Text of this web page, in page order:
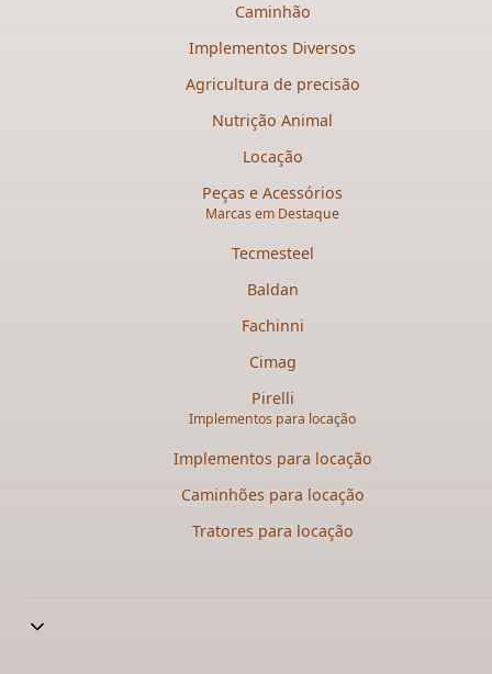
Caminhão
Implementos Diversos
Agricultura de precisão
Nutrição Animal
Locação
Peças e Acessórios
Marcas em Destaque
Tecmesteel
Baldan
Fachinni
Cimag
Pirelli
Implementos para locação
Implementos para locação
Caminhões para locação​
Tratores para locação​